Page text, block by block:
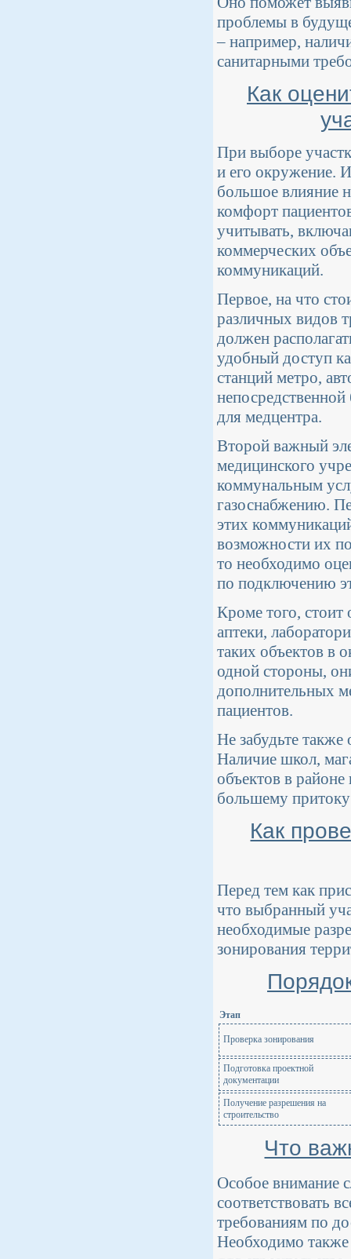
проблемы в
– например,
санитарными
Как
При выборе
и его окружение.
большое влияние
комфорт
учитывать,
коммерческих
коммуникаций.
Первое, на что
различных видов
должен
удобный доступ
станций метро,
непосредственной
для медцентра.
Второй важный
медицинского
коммунальным
газоснабжению.
этих
возможности их
то необходимо
по подключению
Кроме того, стоит
аптеки,
таких объектов в
одной стороны,
дополнительных
пациентов.
Не забудьте
Наличие школ,
объектов в
большему
Как
Перед тем как
что выбранный
необходимые
зонирования
Этап
Проверка зонирования
Подготовка проектной
документации
Получение разрешения на
строительство
Что
Особое внимание
соответствовать
требованиям по
Необходимо также